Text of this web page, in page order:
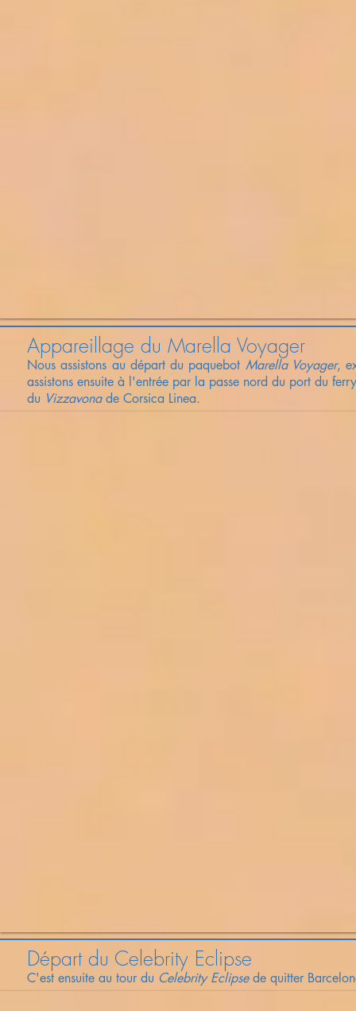
Appareillage du Marella Voyager
Nous assistons au départ du paquebot Marella Voyager,
assistons ensuite à l'entrée par la passe nord du port du
du Vizzavonade Corsica Linea.
Départ du Celebrity Eclipse
C'est ensuite au tour du Celebrity Eclipsede quitter